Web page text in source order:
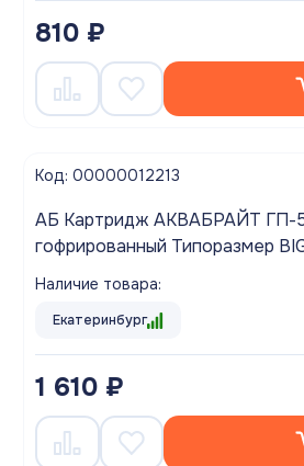
810 ₽
Код: 00000012213
АБ Картридж АКВАБРАЙТ ГП-5М-20 ББ
гофрированный Типоразмер
Наличие товара:
Екатеринбург
1 610 ₽